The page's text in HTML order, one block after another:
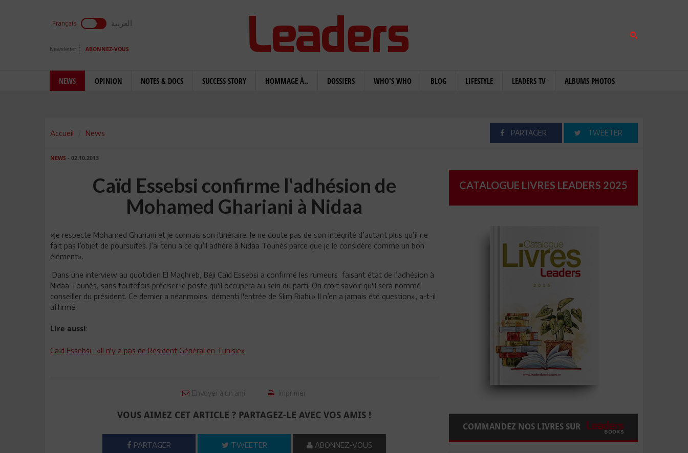
Français العربية
Newsletter ABONNEZ-VOUS
NEWS OPINION NOTES & DOCS SUCCESS STORY HOMMAGE À.. DOSSIERS WHO'S WHO BLOG LIFESTYLE LEADERS TV ALBUMS PHOTOS
Accueil News PARTAGER TWEETER
NEWS - 02.10.2013
Caïd Essebsi confirme l'adhésion de
Mohamed Ghariani à Nidaa
«Je respecte Mohamed Ghariani et je connais son itinéraire. Je ne doute pas de son intégrité d’autant plus qu’il ne
fait pas l’objet de poursuites. J’ai tenu à ce qu’il adhère à Nidaa Tounès parce que je le considère comme un bon
élément».
Dans une interview au quotidien El Maghreb, Béji Caïd Essebsi a confirmé les rumeurs faisant état de l’adhésion à
Nidaa Tounès, sans toutefois préciser le poste qu'il occupera au sein du parti. On croit savoir qu'il sera nommé
conseiller du président. Ce dernier a néanmoins démenti l'entrée de Slim Riahi.» Il n’en a jamais été question», a-t-il
affirmé.
Lire aussi:
Caïd Essebsi : «Il n'y a pas de Résident Général en Tunisie»
Envoyer à un ami Imprimer
VOUS AIMEZ CET ARTICLE ? PARTAGEZ-LE AVEC VOS AMIS !
PARTAGER TWEETER ABONNEZ-VOUS
CATALOGUE LIVRES LEADERS 2025
COMMANDEZ NOS LIVRES SUR